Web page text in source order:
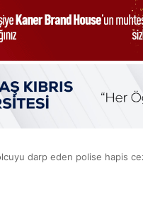
darp eden polise hapis